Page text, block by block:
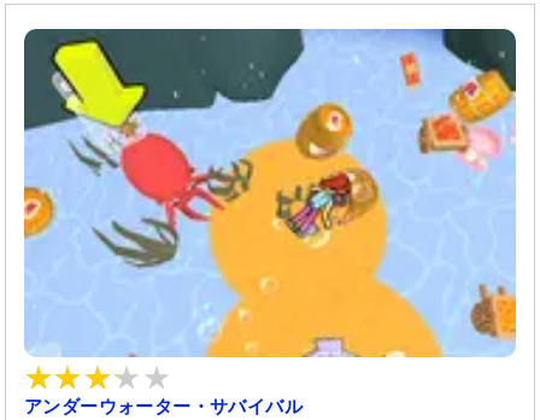
アンダーウォーター・サバイバル